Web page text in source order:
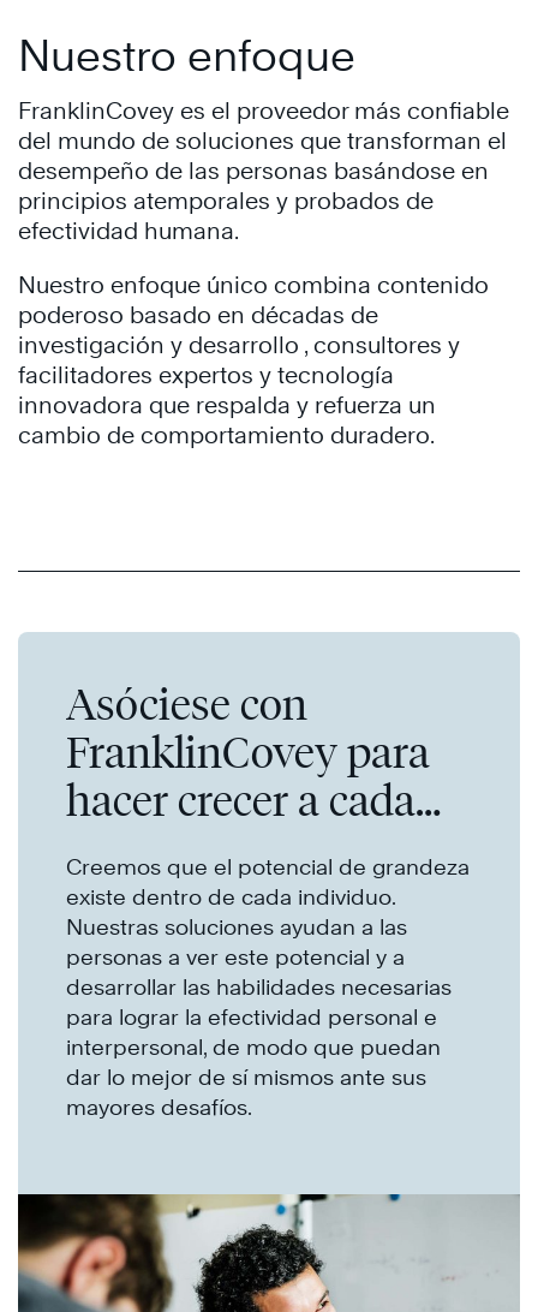
Nuestro enfoque
FranklinCovey es el proveedor más confiable
del mundo de soluciones que transforman el
desempeño de las personas basándose en
principios atemporales y probados de
efectividad humana.
Nuestro enfoque único combina contenido
poderoso basado en décadas de
investigación y desarrollo , consultores y
facilitadores expertos y tecnología
innovadora que respalda y refuerza un
cambio de comportamiento duradero.
Asóciese con
FranklinCovey para
hacer crecer a cada
individuo
Creemos que el potencial de grandeza
existe dentro de cada individuo.
Nuestras soluciones ayudan a las
personas a ver este potencial y a
desarrollar las habilidades necesarias
para lograr la efectividad personal e
interpersonal, de modo que puedan
dar lo mejor de sí mismos ante sus
mayores desafíos.